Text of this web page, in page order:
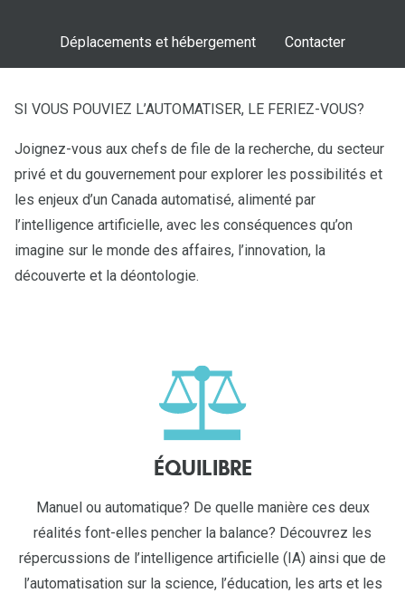
Déplacements et hébergement Contacter
SI VOUS POUVIEZ L’AUTOMATISER, LE FERIEZ-VOUS?
Joignez-vous aux chefs de file de la recherche, du secteur
privé et du gouvernement pour explorer les possibilités et
les enjeux d’un Canada automatisé, alimenté par
l’intelligence artificielle, avec les conséquences qu’on
imagine sur le monde des affaires, l’innovation, la
découverte et la déontologie.
ÉQUILIBRE
Manuel ou automatique? De quelle manière ces deux
réalités font-elles pencher la balance? Découvrez les
répercussions de l’intelligence artificielle (IA) ainsi que de
l’automatisation sur la science, l’éducation, les arts et les